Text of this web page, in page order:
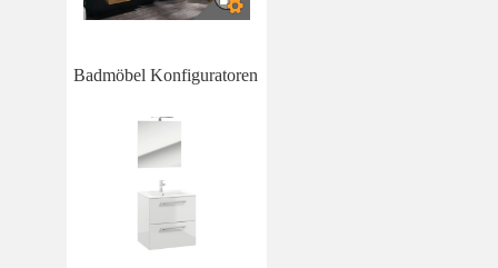
Badmöbel Konfiguratoren